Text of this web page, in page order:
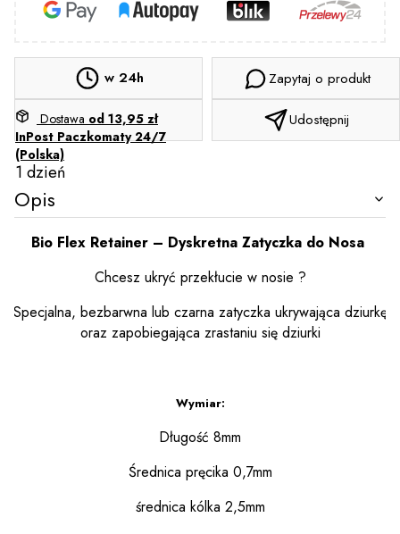
w 24h
Dostawa od 13,95 zł
InPost Paczkomaty 24/7
(Polska)
1 dzień
Zapytaj o produkt
Udostępnij
Opis
Bio Flex Retainer – Dyskretna Zatyczka do Nosa
Chcesz ukryć przekłucie w nosie ?
Specjalna, bezbarwna lub czarna zatyczka ukrywająca dziurkę
oraz zapobiegająca zrastaniu się dziurki
Wymiar:
Długość 8mm
Średnica pręcika 0,7mm
średnica kólka 2,5mm